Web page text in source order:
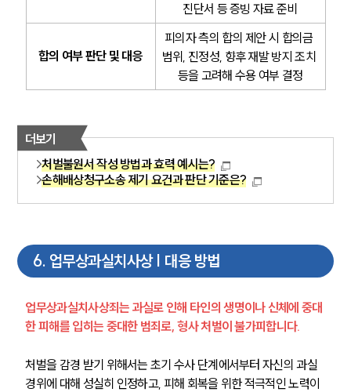
진단서 등 증빙 자료 준비
합의 여부 판단 및 대응
피의자 측의 합의 제안 시 합의금
범위, 진정성, 향후 재발 방지 조치
등을 고려해 수용 여부 결정
더보기
처벌불원서 작성 방법과 효력 예시는?
손해배상청구소송 제기 요건과 판단 기준은?
6. 업무상과실치사상 | 대응 방법
업무상과실치사상죄는 과실로 인해 타인의 생명이나 신체에 중대
한 피해를 입히는 중대한 범죄로, 형사 처벌이 불가피합니다.
처벌을 감경 받기 위해서는 초기 수사 단계에서부터 자신의 과실
경위에 대해 성실히 인정하고, 피해 회복을 위한 적극적인 노력이